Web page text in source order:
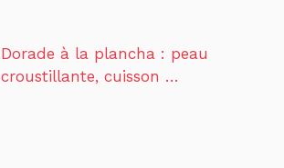
Dorade à la plancha : peau
croustillante, cuisson …